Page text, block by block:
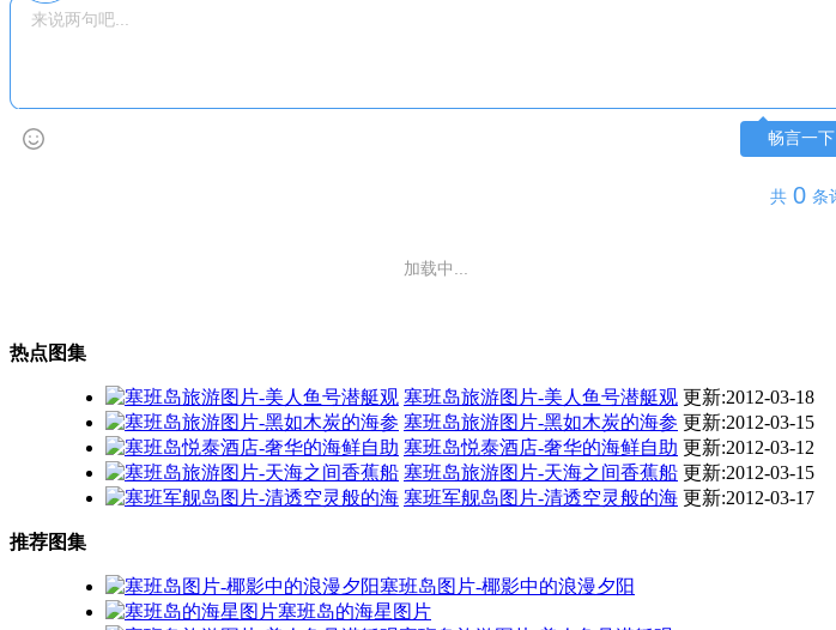
畅言一下
塞班军舰岛图片-清透空灵般的海 更新:2012-03-17
塞班岛图片-椰影中的浪漫夕阳
军舰岛图片-随风摇弋的绿松
塞班岛图片-妩媚的军舰岛海滩美